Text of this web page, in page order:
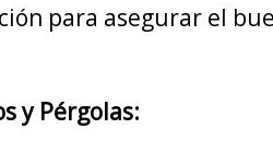
para asegurar el
y Pérgolas: